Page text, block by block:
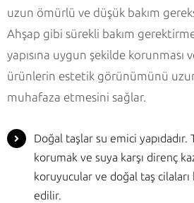
uzun ömürlü ve düşük bakım
Ahşap gibi sürekli bakım
yapısına uygun şekilde korunması
ürünlerin estetik görünümünü
muhafaza etmesini sağlar.
Doğal taşlar su emici yapıdadır.
korumak ve suya karşı direnç
koruyucular ve doğal taş cilaları
edilir.